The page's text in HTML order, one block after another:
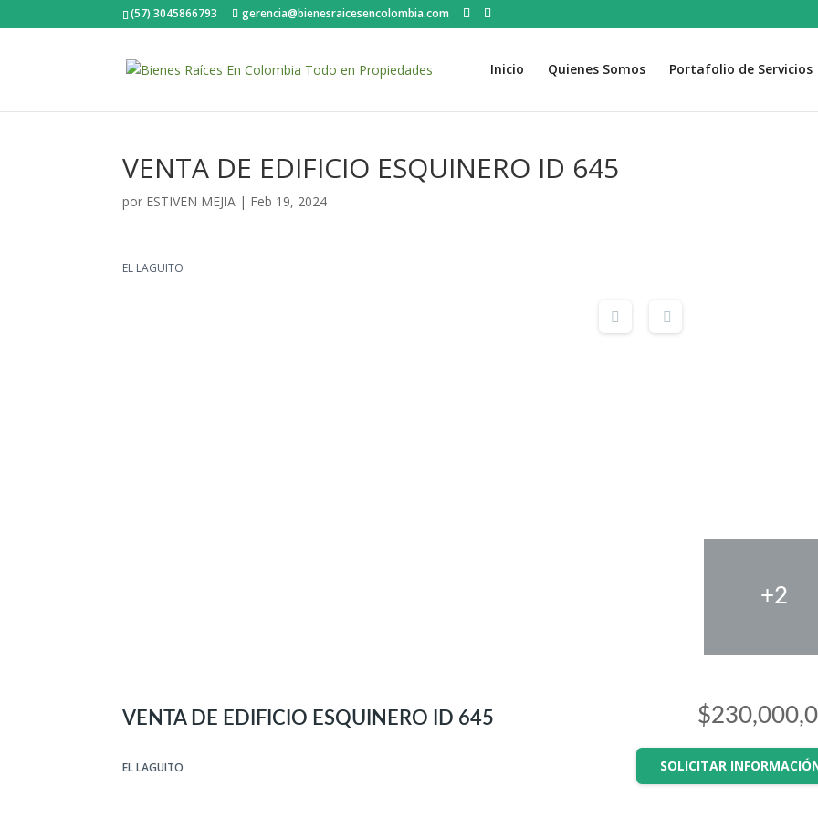
(57) 3045866793 gerencia@bienesraicesencolombia.com
Inicio Quienes Somos Portafolio de Servicios
VENTA DE EDIFICIO ESQUINERO ID 645
por ESTIVEN MEJIA | Feb 19, 2024
EL LAGUITO
+2
VENTA DE EDIFICIO ESQUINERO ID 645
EL LAGUITO SOLICITAR